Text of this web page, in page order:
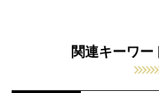
関連キーワー